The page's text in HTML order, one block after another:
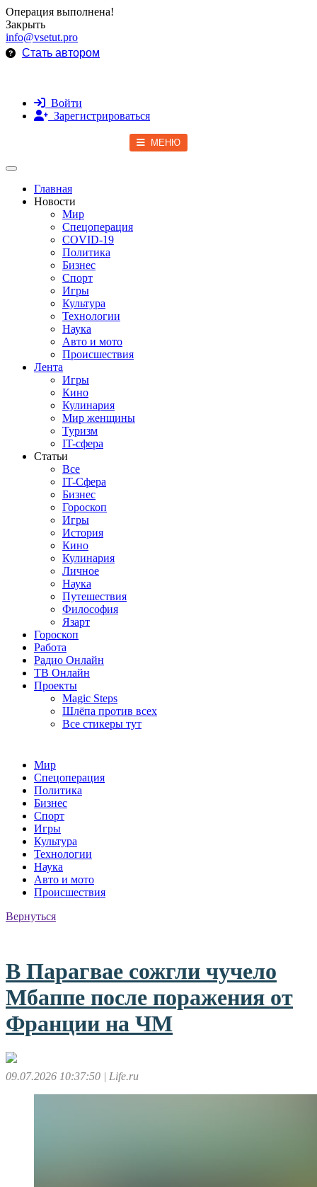
Операция выполнена!
Закрыть
info@vsetut.pro
Стать автором
Войти
Зарегистрироваться
МЕНЮ
Toggle navigation
Главная
Новости
Мир
Спецоперация
COVID-19
Политика
Бизнес
Спорт
Игры
Культура
Технологии
Наука
Авто и мото
Происшествия
Лента
Игры
Кино
Кулинария
Мир женщины
Туризм
IT-сфера
Статьи
Все
IT-Сфера
Бизнес
Гороскоп
Игры
История
Кино
Кулинария
Личное
Наука
Путешествия
Философия
Язарт
Гороскоп
Работа
Радио Онлайн
ТВ Онлайн
Проекты
Magic Steps
Шлёпа против всех
Все стикеры тут
Мир
Спецоперация
Политика
Бизнес
Спорт
Игры
Культура
Технологии
Наука
Авто и мото
Происшествия
Вернуться
В Парагвае сожгли чучело
Мбаппе после поражения от
Франции на ЧМ
09.07.2026 10:37:50 | Life.ru